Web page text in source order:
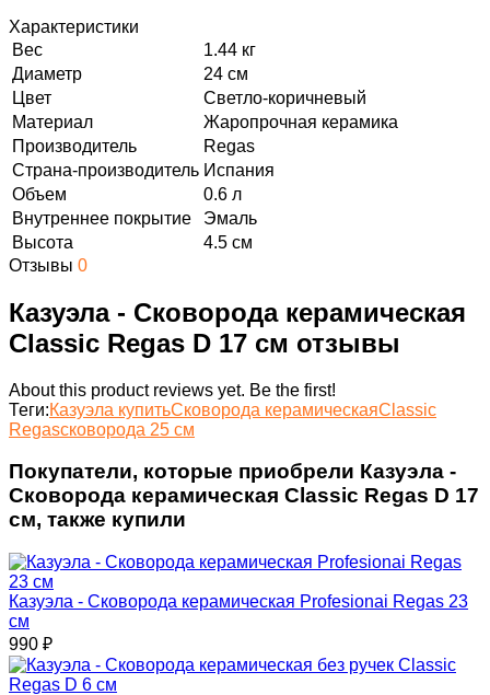
Характеристики
Вес
1.44 кг
Диаметр
24 см
Цвет
Светло-коричневый
Материал
Жаропрочная керамика
Производитель
Regas
Страна-производитель Испания
Объем
0.6 л
Внутреннее покрытие
Эмаль
Высота
4.5 см
Отзывы 0
Казуэла - Сковорода керамическая
Classic Regas D 17 см отзывы
About this product reviews yet. Be the first!
Теги:Казуэла купитьСковорода керамическаяClassic
Regasсковорода 25 см
Покупатели, которые приобрели Казуэла -
Сковорода керамическая Classic Regas D 17
см, также купили
Казуэла - Сковорода керамическая Profesionai Regas 23
см
990 ₽